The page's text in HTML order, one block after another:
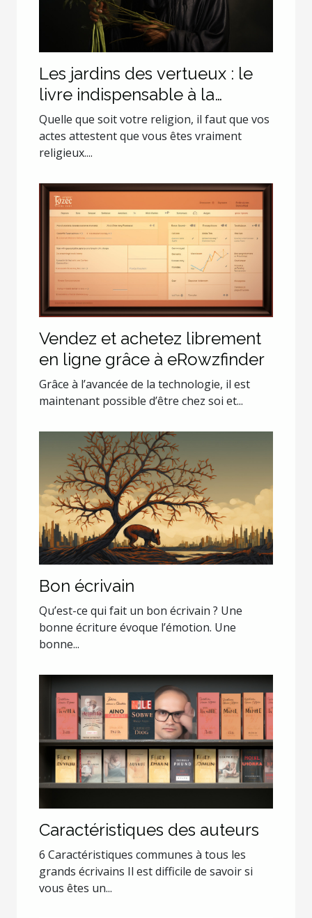
Les jardins des vertueux : le
livre indispensable à la
croissance spirituelle de tout
musulman
Quelle que soit votre religion, il faut que vos
actes attestent que vous êtes vraiment
religieux....
Vendez et achetez librement
en ligne grâce à eRowzfinder
Grâce à l’avancée de la technologie, il est
maintenant possible d’être chez soi et...
Bon écrivain
Qu’est-ce qui fait un bon écrivain ? Une
bonne écriture évoque l’émotion. Une
bonne...
Caractéristiques des auteurs
6 Caractéristiques communes à tous les
grands écrivains Il est difficile de savoir si
vous êtes un...